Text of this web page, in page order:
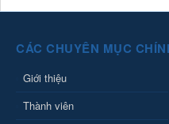
CÁC CHUYÊN MỤC
Giới thiệu
Thành viên